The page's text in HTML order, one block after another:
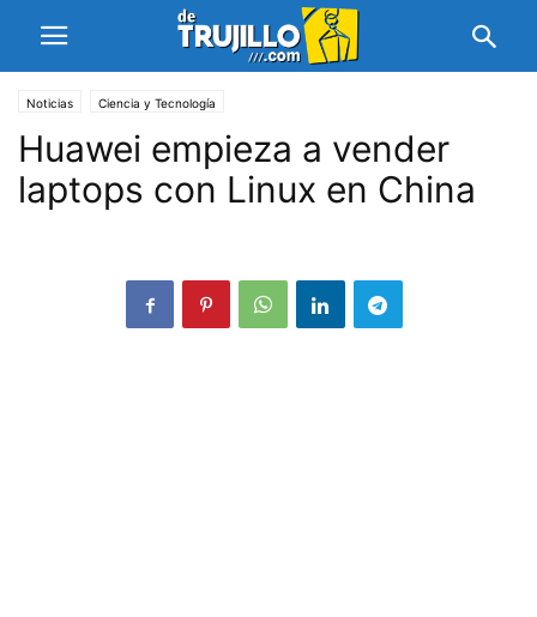
Noticias Ciencia y Tecnología
Huawei empieza a vender
laptops con Linux en China